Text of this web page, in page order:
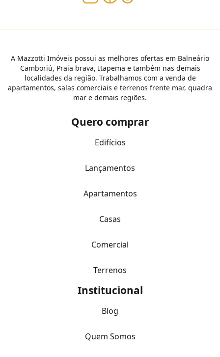
A Mazzotti Imóveis possui as melhores ofertas em Balneário
Camboriú, Praia brava, Itapema e também nas demais
localidades da região. Trabalhamos com a venda de
apartamentos, salas comerciais e terrenos frente mar, quadra
mar e demais regiões.
Quero comprar
Edifícios
Lançamentos
Apartamentos
Casas
Comercial
Terrenos
Institucional
Blog
Quem Somos